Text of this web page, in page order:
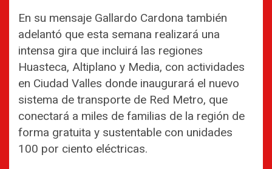
En su mensaje Gallardo Cardona también
adelantó que esta semana realizará una
intensa gira que incluirá las regiones
Huasteca, Altiplano y Media, con actividades
en Ciudad Valles donde inaugurará el nuevo
sistema de transporte de Red Metro, que
conectará a miles de familias de la región de
forma gratuita y sustentable con unidades
100 por ciento eléctricas.